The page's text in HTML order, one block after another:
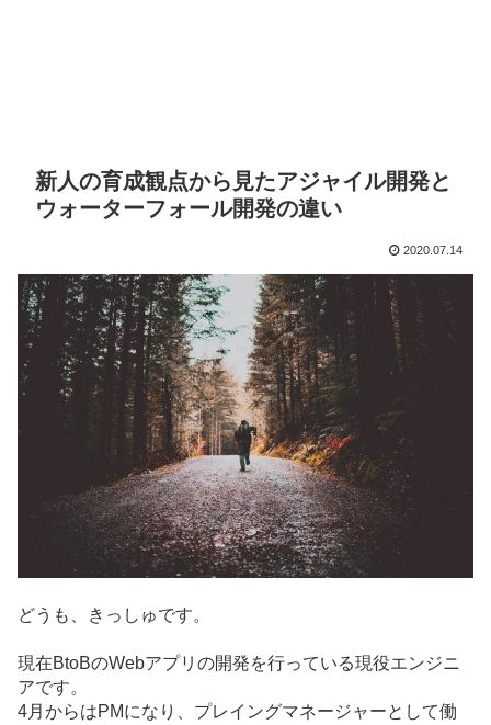
新人の育成観点から見たアジャイル開発と
ウォーターフォール開発の違い
2020.07.14
どうも、きっしゅです。
現在BtoBのWebアプリの開発を行っている現役エンジニ
アです。
4月からはPMになり、プレイングマネージャーとして働